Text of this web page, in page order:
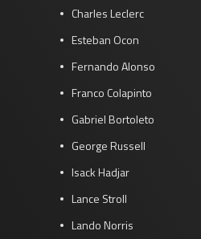
Charles Leclerc
Esteban Ocon
Fernando Alonso
Franco Colapinto
Gabriel Bortoleto
George Russell
Isack Hadjar
Lance Stroll
Lando Norris